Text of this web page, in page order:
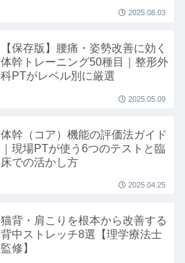
2025.08.03
【保存版】腰痛・姿勢改善に効く
体幹トレーニング50種目｜整形外
科PTがレベル別に厳選
2025.05.09
体幹（コア）機能の評価法ガイド
｜現場PTが使う6つのテストと臨
床での活かし方
2025.04.25
猫背・肩こりを根本から改善する
背中ストレッチ8選【理学療法士
監修】